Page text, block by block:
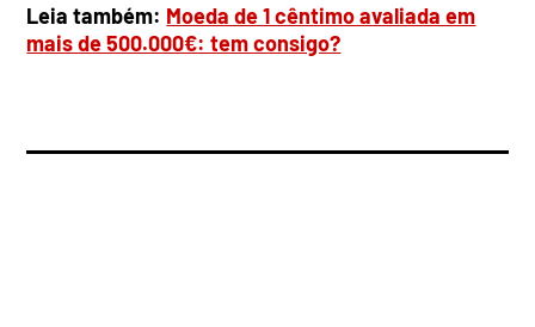
Leia também: Moeda de 1 cêntimo avaliada em
mais de 500.000€: tem consigo?